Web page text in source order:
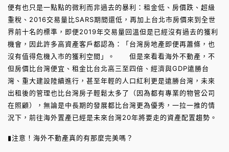
便有也只是一點點的微利而非過去的暴利：租金低、房價跌、超級
重稅、2016交易量比SARS期間還低，再加上台北市房價來到全世
界前十名的標準，即便2019年交易量回溫但是已經沒有過去的獲利
機會，因此許多高資產客戶都認為：「台灣房地產即便再蕭條，也
沒有值得危機入市的獲利空間」。 但是來看看海外不動產，不
但房價比台灣便宜、租金比台北高三至四倍、經濟與GDP遠勝台
灣、重大建設陸續進行，甚至年輕的人口紅利更是遠勝台灣，未來
出租後的管理也比台灣房子輕鬆太多了（因為都有專業的物管公司
在照顧），無論是中長期的發展都比台灣更為優秀，一拉一推的情
況下，前往海外置產已經是未來台灣20年將要走的資產配置趨勢。
▮注意！海外不動產真的有那麼完美嗎？